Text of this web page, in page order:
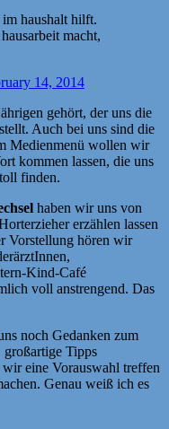
haushalt hilft.
macht,
14, 2014
gehört, der uns die
Auch bei uns sind die
Medienmenü wollen wir
kommen lassen, die uns
finden.
haben wir uns von
erzählen lassen
Vorstellung hören wir
Kind-Café
voll anstrengend. Das
noch Gedanken zum
großartige Tipps
wir eine Vorauswahl treffen
Genau weiß ich es